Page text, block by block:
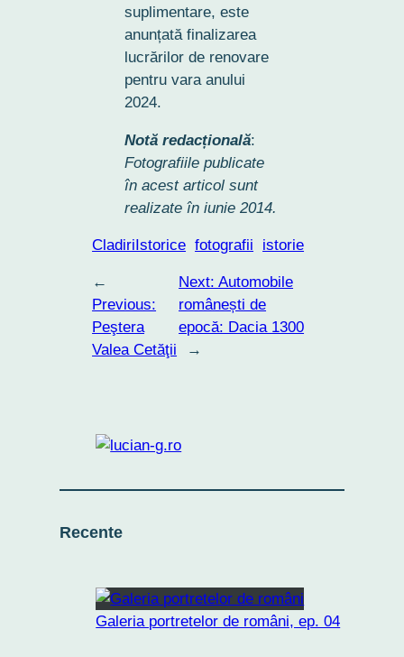
suplimentare, este
anunțată finalizarea
lucrărilor de renovare
pentru vara anului
2024.
Notă redacțională:
Fotografiile publicate
în acest articol sunt
realizate în iunie 2014.
CladiriIstorice fotografii istorie
←
Previous:
Peştera
Valea Cetăţii
Next:Automobile
românești de
epocă: Dacia 1300
→
Recente
Galeria portretelor de români, ep. 04